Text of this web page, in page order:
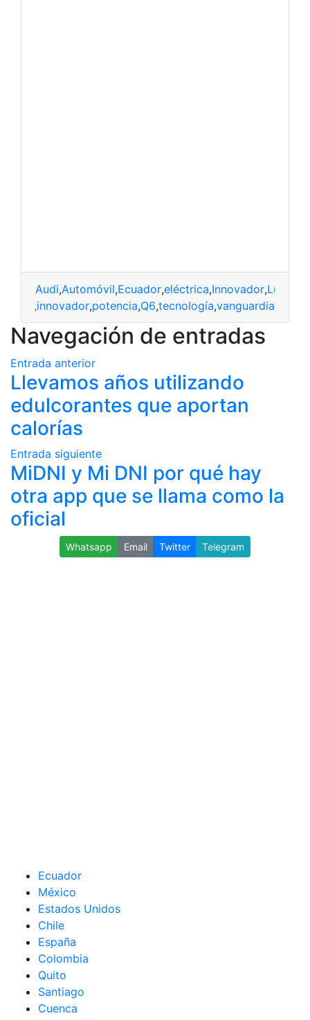
Audi,Automóvil,Ecuador,eléctrica,Innovador,Lujo
,innovador,potencia,Q6,tecnología,vanguardia
Navegación de entradas
Entrada anterior
Llevamos años utilizando
edulcorantes que aportan
calorías
Entrada siguiente
MiDNI y Mi DNI por qué hay
otra app que se llama como la
oficial
Whatsapp Email Twitter Telegram
Ecuador
México
Estados Unidos
Chile
España
Colombia
Quito
Santiago
Cuenca